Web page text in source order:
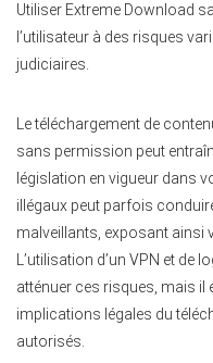
Utiliser Extreme Download
l’utilisateur à des risques
judiciaires.
Le téléchargement de
sans permission peut
législation en vigueur dans
illégaux peut parfois
malveillants, exposant ainsi
L’utilisation d’un VPN et de
atténuer ces risques, mais il
implications légales du
autorisés.